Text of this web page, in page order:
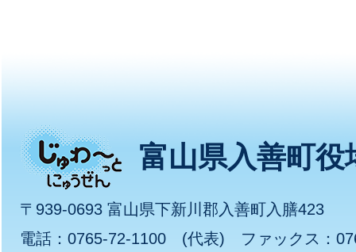
じ
ゅ
わ
富山県入善町役
〒939-0693 富山県下新川郡入善町入膳423
電話：0765-72-1100 (代表) ファックス：